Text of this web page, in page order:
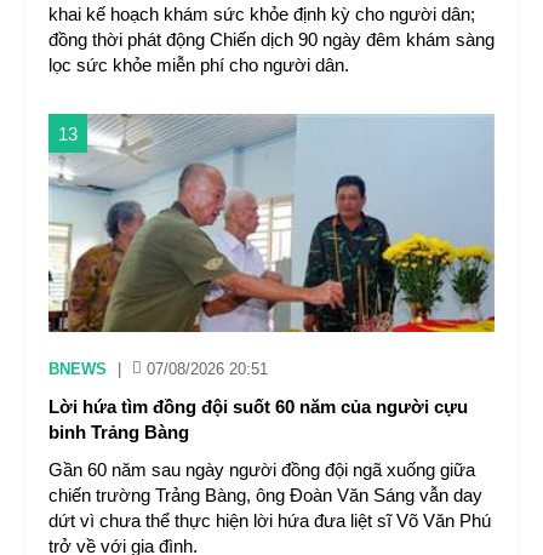
khai kế hoạch khám sức khỏe định kỳ cho người dân;
đồng thời phát động Chiến dịch 90 ngày đêm khám sàng
lọc sức khỏe miễn phí cho người dân.
13
BNEWS 07/08/2026 20:51
Lời hứa tìm đồng đội suốt 60 năm của người cựu
binh Trảng Bàng
Gần 60 năm sau ngày người đồng đội ngã xuống giữa
chiến trường Trảng Bàng, ông Đoàn Văn Sáng vẫn day
dứt vì chưa thể thực hiện lời hứa đưa liệt sĩ Võ Văn Phú
trở về với gia đình.